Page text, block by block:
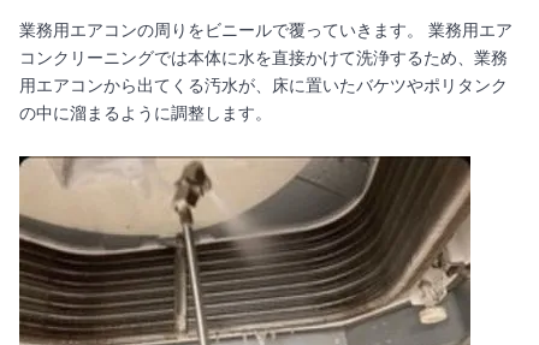
業務用エアコンの周りをビニールで覆っていきます。 業務用エア
コンクリーニングでは本体に水を直接かけて洗浄するため、業務
用エアコンから出てくる汚水が、床に置いたバケツやポリタンク
の中に溜まるように調整します。